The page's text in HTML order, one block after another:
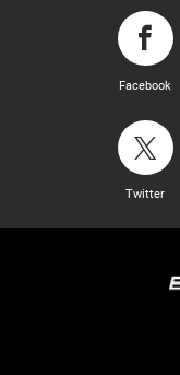
Facebook
Twitter